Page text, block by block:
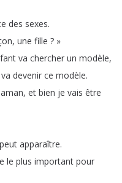
des sexes.
, une fille ? »
va chercher un modèle,
va devenir ce modèle.
, et bien je vais être
peut apparaître.
le plus important pour